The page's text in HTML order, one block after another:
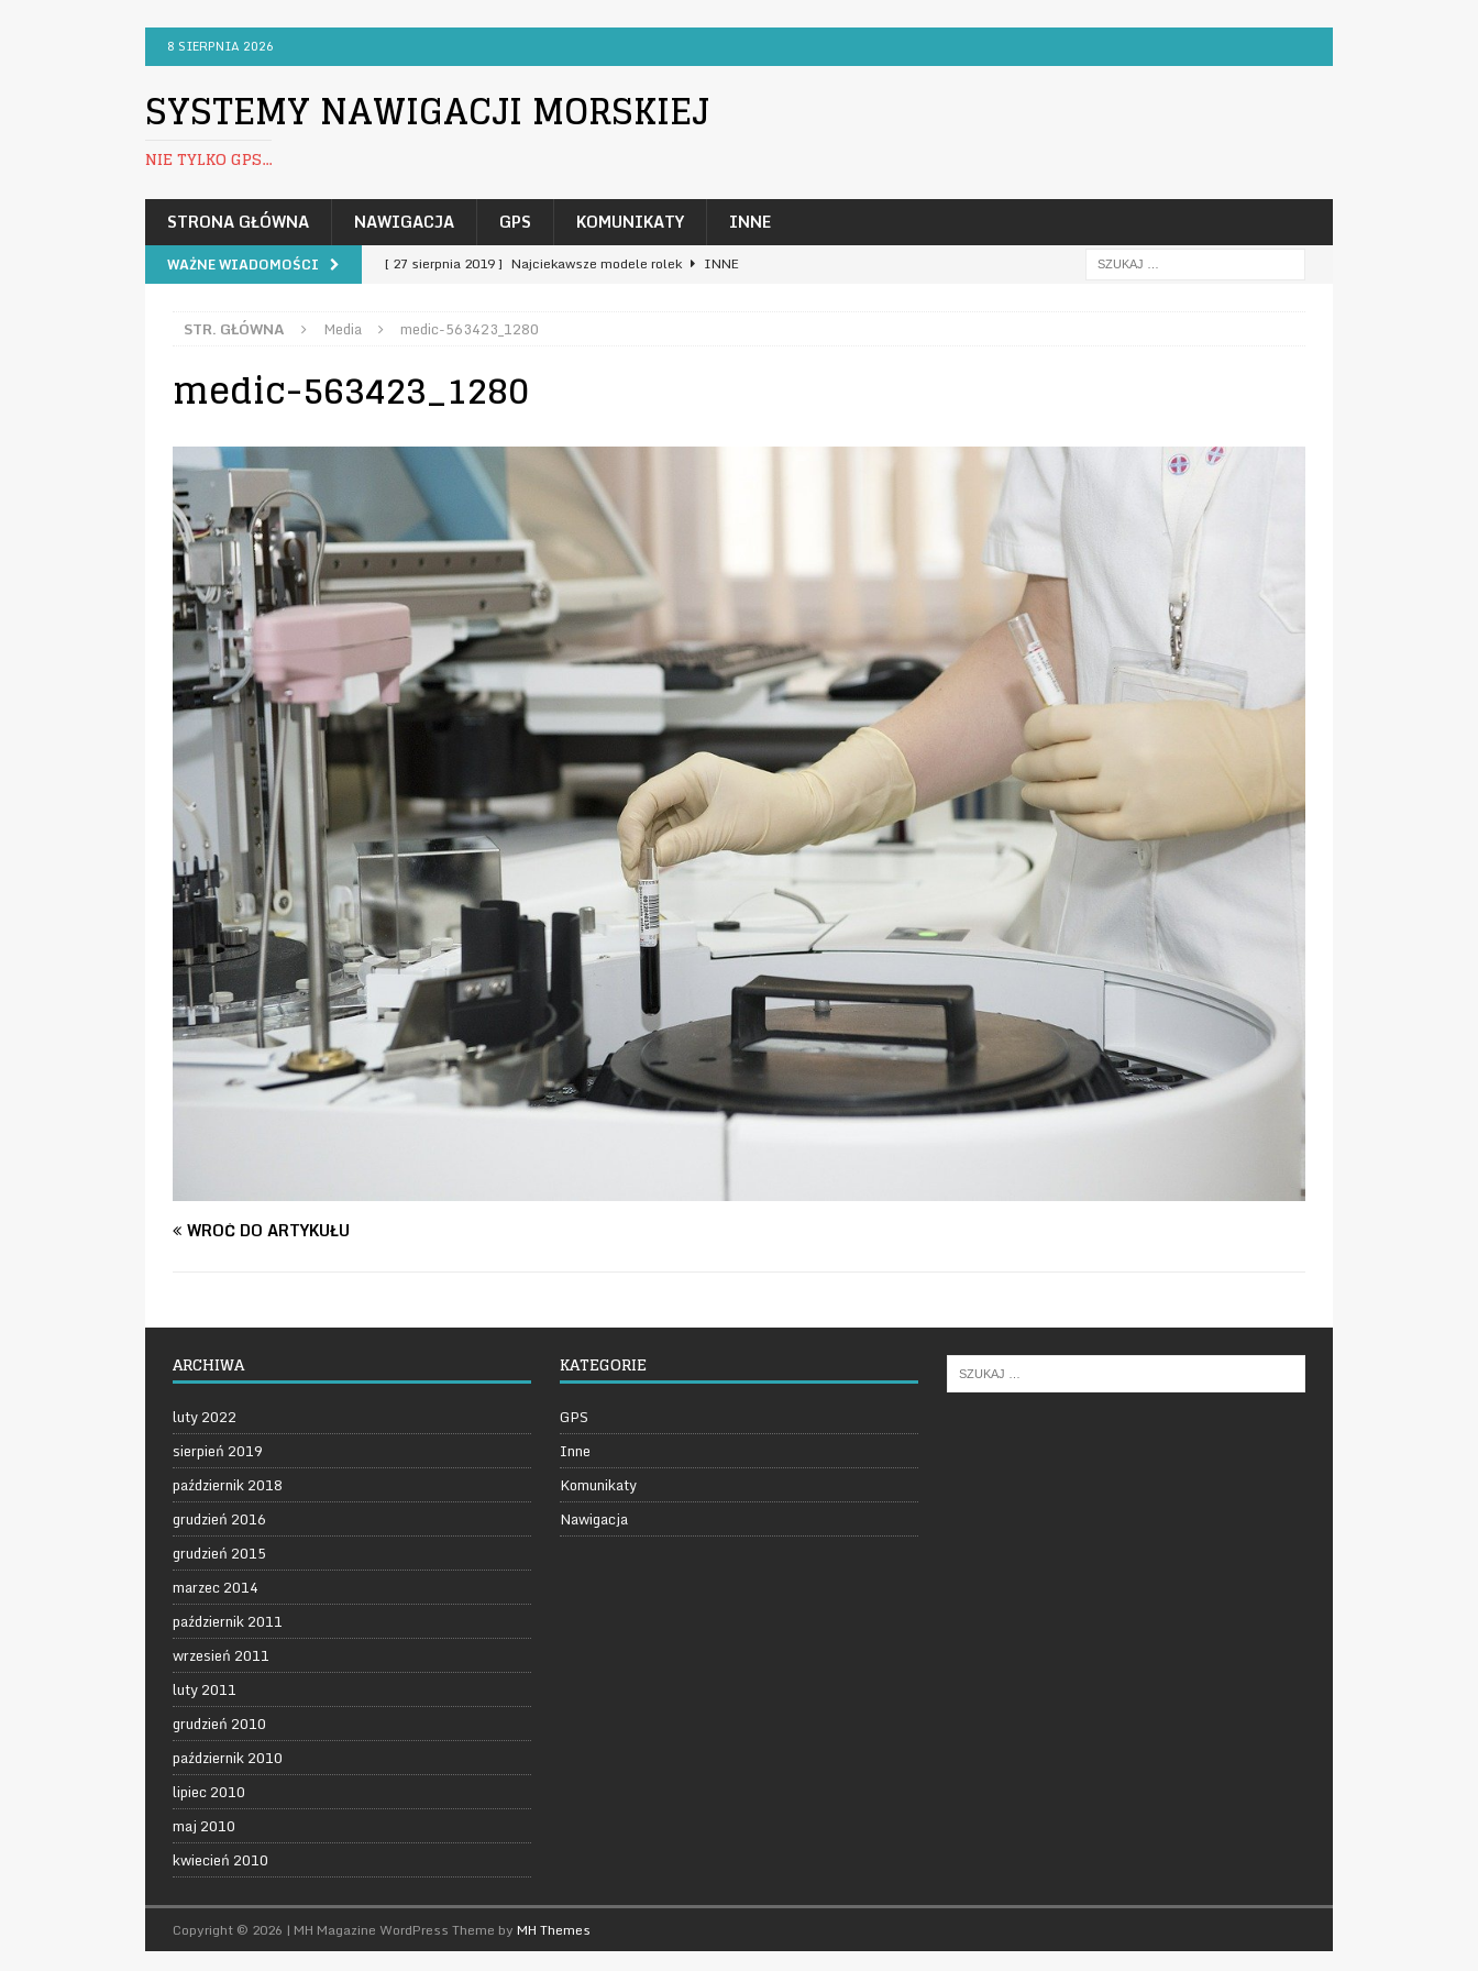
8 SIERPNIA 2026
SYSTEMY NAWIGACJI MORSKIEJ
NIE TYLKO GPS...
STRONA GŁÓWNA NAWIGACJA GPS KOMUNIKATY INNE
WAŻNE WIADOMOŚCI [ 27 sierpnia 2019 ] Najciekawsze modele rolek
INNE
[ 3 października 2018 ] Wykorzystanie podsłuchów GSM przez detektywów
KOMUNIKATY
[ 24 grudnia 2016 ]
[ 2 lutego 2022 ] Ergonomia pracy na stanowisku biurowym INNE
STR. GŁÓWNA Media medic-563423_1280
medic-563423_1280
WRÓĆ DO ARTYKUŁU
ARCHIWA
luty 2022
sierpień 2019
październik 2018
grudzień 2016
grudzień 2015
marzec 2014
październik 2011
wrzesień 2011
luty 2011
grudzień 2010
październik 2010
lipiec 2010
maj 2010
kwiecień 2010
KATEGORIE
GPS
Inne
Komunikaty
Nawigacja
Copyright © 2026 | MH Magazine WordPress Theme by MH Themes